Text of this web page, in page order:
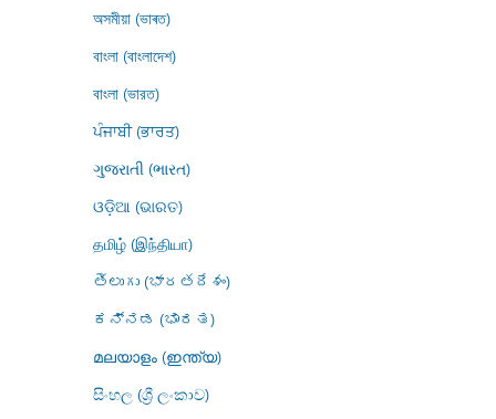
অসমীয়া (ভাৰত)
বাংলা (বাংলাদেশ)
বাংলা (ভারত)
ਪੰਜਾਬੀ (ਭਾਰਤ)
ગુજરાતી (ભારત)
ଓଡ଼ିଆ (ଭାରତ)
தமிழ் (இந்தியா)
తెలుగు (భారతదేశం)
ಕನ್ನಡ (ಭಾರತ)
മലയാളം (ഇന്ത്യ)
සිංහල (ශ්‍රී ලංකාව)